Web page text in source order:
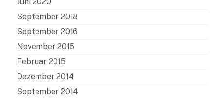
September 2018
September 2016
November 2015
Februar 2015
Dezember 2014
September 2014